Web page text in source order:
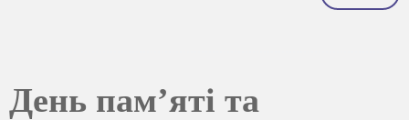
День пам’яті та